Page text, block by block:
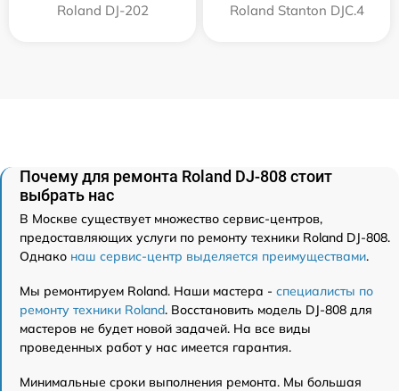
Roland DJ-202 Roland Stanton DJC.4
Почему для ремонта Roland DJ-808 стоит
выбрать нас
В Москве существует множество сервис-центров,
предоставляющих услуги по ремонту техники Roland DJ-808.
Однако наш сервис-центр выделяется преимуществами.
Мы ремонтируем Roland. Наши мастера - специалисты по
ремонту техники Roland. Восстановить модель DJ-808 для
мастеров не будет новой задачей. На все виды
проведенных работ у нас имеется гарантия.
Минимальные сроки выполнения ремонта. Мы большая